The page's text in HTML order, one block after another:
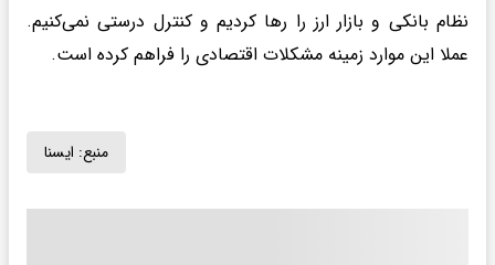
نظام بانکی و بازار ارز را رها کردیم و کنترل درستی نمی‌کنیم.
عملا این موارد زمینه مشکلات اقتصادی را فراهم کرده است.
منبع: ايسنا